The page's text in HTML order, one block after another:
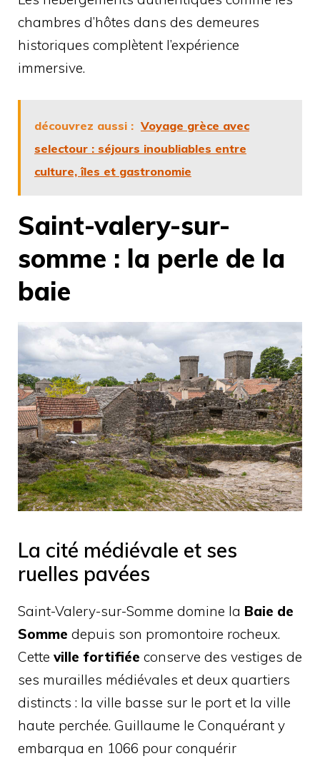
chambres d’hôtes dans des demeures
historiques complètent l’expérience
immersive.
découvrez aussi : Voyage grèce avec
selectour : séjours inoubliables entre
culture, îles et gastronomie
Saint-valery-sur-
somme : la perle de la
baie
La cité médiévale et ses
ruelles pavées
Saint-Valery-sur-Somme domine la Baie de
Somme depuis son promontoire rocheux.
Cette ville fortifiée conserve des vestiges de
ses murailles médiévales et deux quartiers
distincts : la ville basse sur le port et la ville
haute perchée. Guillaume le Conquérant y
embarqua en 1066 pour conquérir